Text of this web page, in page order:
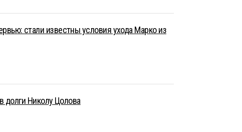
стали известны условия ухода Марко из
долги Николу Цолова